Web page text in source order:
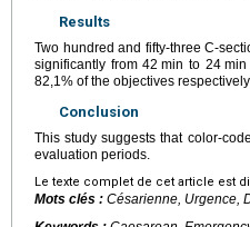
Results
Two hundred and fifty-three C-
significantly from 42 min to 24 min
82,1% of the objectives
Conclusion
This study suggests that color-
evaluation periods.
Le texte complet de cet article est
Mots clés : Césarienne, Urgence,